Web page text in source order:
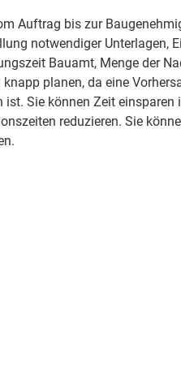
Auftrag bis zur
notwendiger Unterlagen,
Bauamt, Menge der
planen, da eine
Sie können Zeit einsparen
reduzieren. Sie